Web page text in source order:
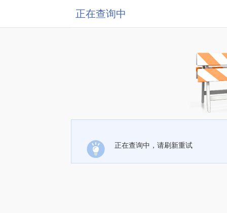
正在查询中
正在查询中，请刷新重试